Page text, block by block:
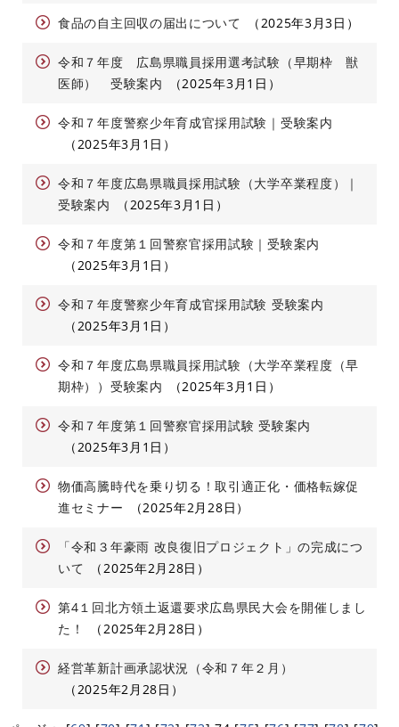
食品の自主回収の届出について 2025年3月3日
令和７年度 広島県職員採用選考試験（早期枠 獣
医師） 受験案内
2025年3月1日
令和７年度警察少年育成官採用試験｜受験案内
2025年3月1日
令和７年度広島県職員採用試験（大学卒業程度）｜
受験案内
2025年3月1日
令和７年度第１回警察官採用試験｜受験案内
2025年3月1日
令和７年度警察少年育成官採用試験 受験案内
2025年3月1日
令和７年度広島県職員採用試験（大学卒業程度（早
期枠））受験案内
2025年3月1日
令和７年度第１回警察官採用試験 受験案内
2025年3月1日
物価高騰時代を乗り切る！取引適正化・価格転嫁促
進セミナー
2025年2月28日
「令和３年豪雨 改良復旧プロジェクト」の完成につ
いて
2025年2月28日
第4１回北方領土返還要求広島県民大会を開催しまし
た！
2025年2月28日
経営革新計画承認状況（令和７年２月）
2025年2月28日